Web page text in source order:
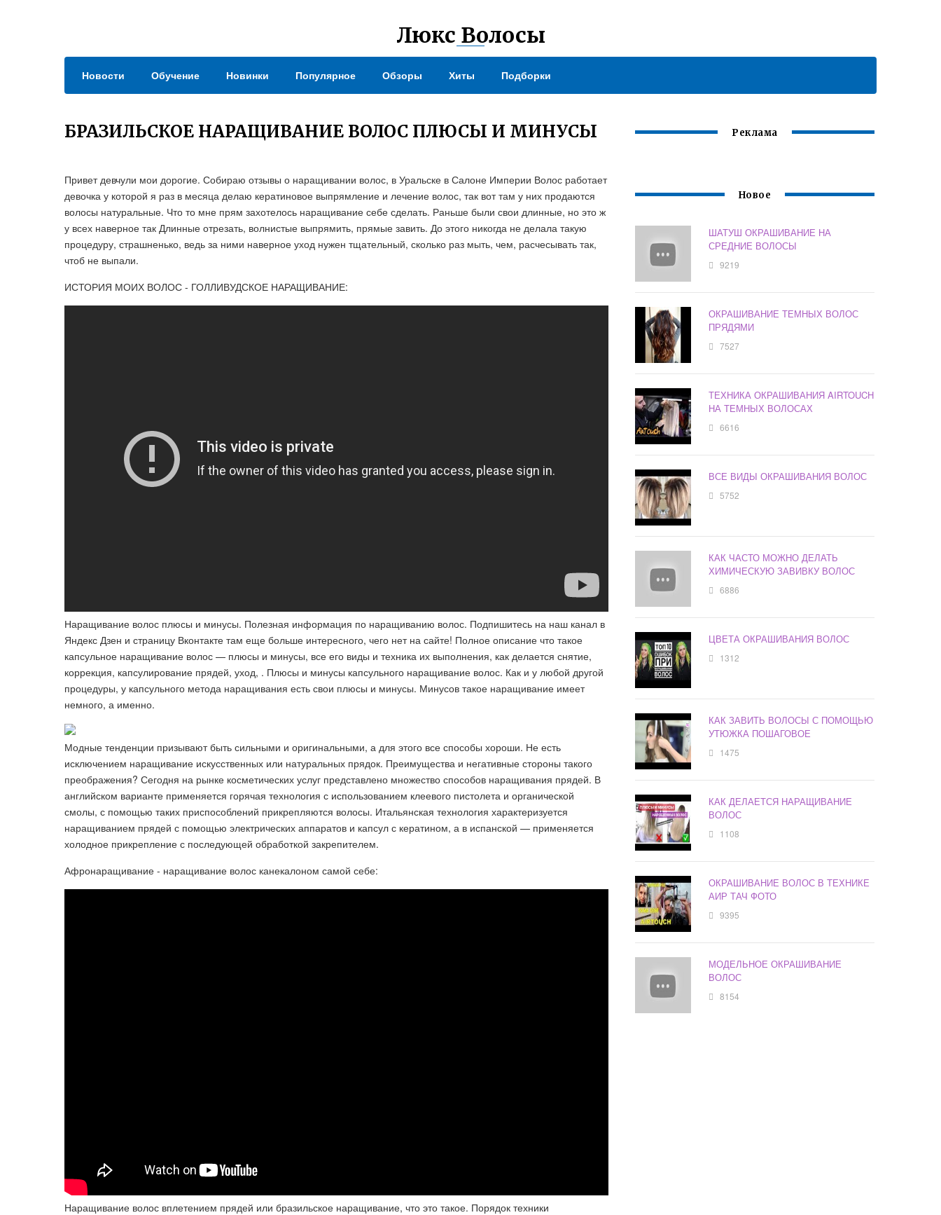
Люкс Волосы
Новости Обучение Новинки Популярное Обзоры Хиты Подборки
БРАЗИЛЬСКОЕ НАРАЩИВАНИЕ ВОЛОС ПЛЮСЫ И МИНУСЫ
Привет девчули мои дорогие. Собираю отзывы о наращивании волос, в Уральске в Салоне Империи Волос работает
девочка у которой я раз в месяца делаю кератиновое выпрямление и лечение волос, так вот там у них продаются
волосы натуральные. Что то мне прям захотелось наращивание себе сделать. Раньше были свои длинные, но это ж
у всех наверное так Длинные отрезать, волнистые выпрямить, прямые завить. До этого никогда не делала такую
процедуру, страшненько, ведь за ними наверное уход нужен тщательный, сколько раз мыть, чем, расчесывать так,
чтоб не выпали.
ИСТОРИЯ МОИХ ВОЛОС - ГОЛЛИВУДСКОЕ НАРАЩИВАНИЕ:
Наращивание волос плюсы и минусы. Полезная информация по наращиванию волос. Подпишитесь на наш канал в
Яндекс Дзен и страницу Вконтакте там еще больше интересного, чего нет на сайте! Полное описание что такое
капсульное наращивание волос — плюсы и минусы, все его виды и техника их выполнения, как делается снятие,
коррекция, капсулирование прядей, уход, . Плюсы и минусы капсульного наращивание волос. Как и у любой другой
процедуры, у капсульного метода наращивания есть свои плюсы и минусы. Минусов такое наращивание имеет
немного, а именно.
Модные тенденции призывают быть сильными и оригинальными, а для этого все способы хороши. Не есть
исключением наращивание искусственных или натуральных прядок. Преимущества и негативные стороны такого
преображения? Сегодня на рынке косметических услуг представлено множество способов наращивания прядей. В
английском варианте применяется горячая технология с использованием клеевого пистолета и органической
смолы, с помощью таких приспособлений прикрепляются волосы. Итальянская технология характеризуется
наращиванием прядей с помощью электрических аппаратов и капсул с кератином, а в испанской — применяется
холодное прикрепление с последующей обработкой закрепителем.
Афронаращивание - наращивание волос канекалоном самой себе:
Наращивание волос вплетением прядей или бразильское наращивание, что это такое. Порядок техники
Реклама
Новое
ШАТУШ ОКРАШИВАНИЕ НА
СРЕДНИЕ ВОЛОСЫ
9219
ОКРАШИВАНИЕ ТЕМНЫХ ВОЛОС
ПРЯДЯМИ
7527
ТЕХНИКА ОКРАШИВАНИЯ AIRTOUCH
НА ТЕМНЫХ ВОЛОСАХ
6616
ВСЕ ВИДЫ ОКРАШИВАНИЯ ВОЛОС
5752
КАК ЧАСТО МОЖНО ДЕЛАТЬ
ХИМИЧЕСКУЮ ЗАВИВКУ ВОЛОС
6886
ЦВЕТА ОКРАШИВАНИЯ ВОЛОС
1312
КАК ЗАВИТЬ ВОЛОСЫ С ПОМОЩЬЮ
УТЮЖКА ПОШАГОВОЕ
1475
КАК ДЕЛАЕТСЯ НАРАЩИВАНИЕ
ВОЛОС
1108
ОКРАШИВАНИЕ ВОЛОС В ТЕХНИКЕ
АИР ТАЧ ФОТО
9395
МОДЕЛЬНОЕ ОКРАШИВАНИЕ
ВОЛОС
8154